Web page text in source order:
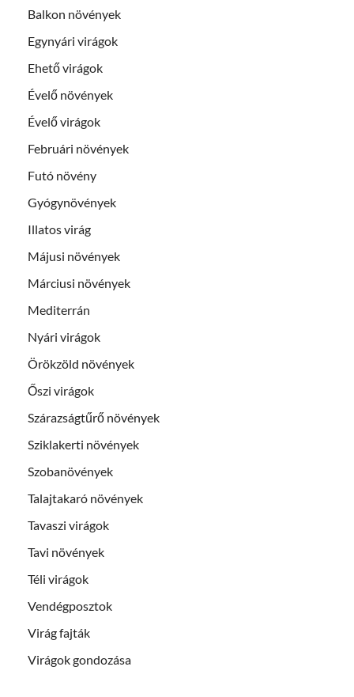
Balkon növények
Egynyári virágok
Ehető virágok
Évelő növények
Évelő virágok
Februári növények
Futó növény
Gyógynövények
Illatos virág
Májusi növények
Márciusi növények
Mediterrán
Nyári virágok
Örökzöld növények
Őszi virágok
Szárazságtűrő növények
Sziklakerti növények
Szobanövények
Talajtakaró növények
Tavaszi virágok
Tavi növények
Téli virágok
Vendégposztok
Virág fajták
Virágok gondozása